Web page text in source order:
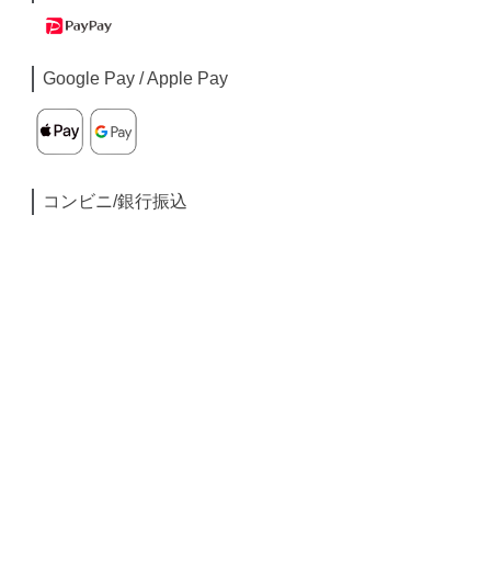
Google Pay / Apple Pay
コンビニ/銀行振込